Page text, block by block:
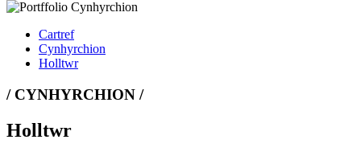
Cartref
Cynhyrchion
Holltwr
/ CYNHYRCHION /
Holltwr